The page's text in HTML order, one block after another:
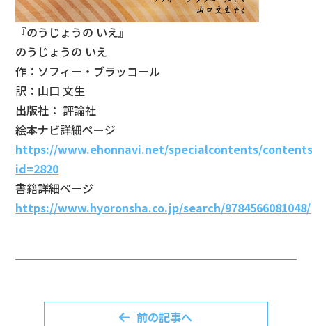
『のうじょうの いえ』
のうじょうの いえ
作：ソフィー・ブラッコール
訳：山口 文生
出版社： 評論社
絵本ナビ詳細ページ
https://www.ehonnavi.net/specialcontents/
id=2820
書籍詳細ページ
https://www.hyoronsha.co.jp/search/9784566081048/
前の記事へ